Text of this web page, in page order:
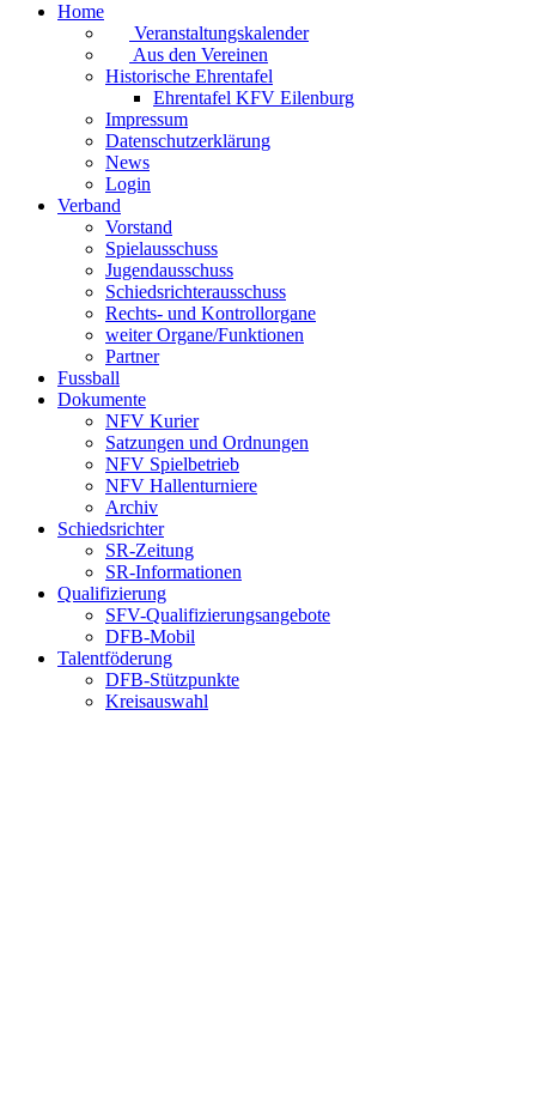
Home
Veranstaltungskalender
Aus den Vereinen
Historische Ehrentafel
Ehrentafel KFV Eilenburg
Impressum
Datenschutzerklärung
News
Login
Verband
Vorstand
Spielausschuss
Jugendausschuss
Schiedsrichterausschuss
Rechts- und Kontrollorgane
weiter Organe/Funktionen
Partner
Fussball
Dokumente
NFV Kurier
Satzungen und Ordnungen
NFV Spielbetrieb
NFV Hallenturniere
Archiv
Schiedsrichter
SR-Zeitung
SR-Informationen
Qualifizierung
SFV-Qualifizierungsangebote
DFB-Mobil
Talentföderung
DFB-Stützpunkte
Kreisauswahl